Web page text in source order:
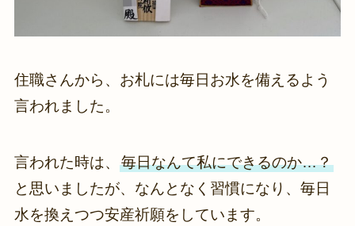
住職さんから、お札には毎日お水を備えるよう
言われました。
言われた時は、 毎日なんて私にできるのか…？
と思いましたが、なんとなく習慣になり、毎日
水を換えつつ安産祈願をしています。